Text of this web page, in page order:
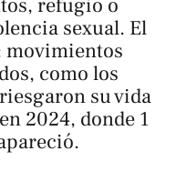
refugio o
sexual. El
movimientos
como los
su vida
2024, donde 1